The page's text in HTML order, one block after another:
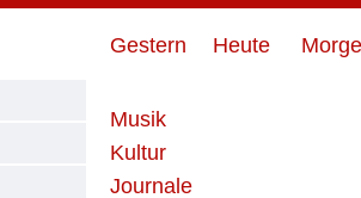
Gestern Heute
Musik
Kultur
Journale